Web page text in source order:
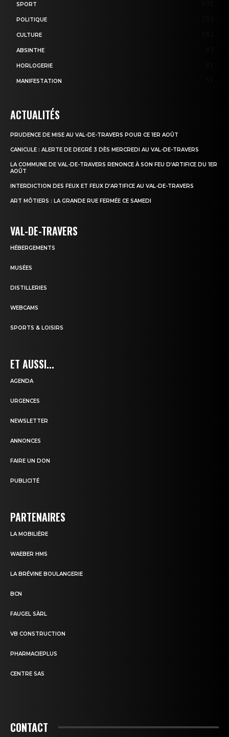
SPORT
POLITIQUE
CULTURE
ABSINTHE
HORLOGERIE
MANIFESTATION
ACTUALITÉS
PRUDENCE DE MISE AU VAL-DE-TRAVERS POUR CE 1ER AOÛT
CANICULE : ALERTE DE DEGRÉ 3 DÈS MERCREDI AU VAL-DE-TRAVERS
LA COMMUNE DE VAL-DE-TRAVERS RENONCE À SON FEU D’ARTIFICE DU 1ER
AOÛT
INTERDICTION DES FEUX ET FEUX D’ARTIFICE AU VAL-DE-TRAVERS
ART MÔTIERS : LA GRANDE RUE FERMÉE CE SAMEDI
VAL-DE-TRAVERS
HÉBERGEMENTS
MUSÉES
DISTILLERIES
WEBCAMS
SPORTS & LOISIRS
ET AUSSI...
AGENDA
URGENCES
NEWSLETTER
ANNONCES
FAIRE UN DON
PUBLICITÉ
PARTENAIRES
LA MOBILIÈRE
WAEBER HMS
LA BRÉVINE BOULANGERIE
BCN
FAUGEL SÀRL
VB CONSTRUCTION
PHARMACIEPLUS
CENTRE SAS
CONTACT